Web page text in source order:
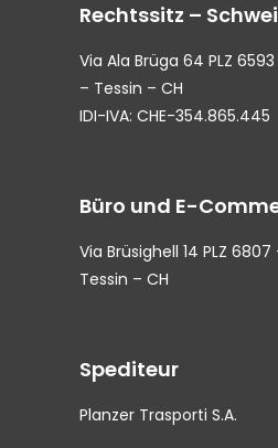
Rechtssitz –
Via Ala Brüga 64 PLZ
– Tessin – CH
IDI-IVA: CHE-354.865.445
Büro und E-
Via Brüsighell 14 PLZ
Tessin – CH
Spediteur
Planzer Trasporti S.A.